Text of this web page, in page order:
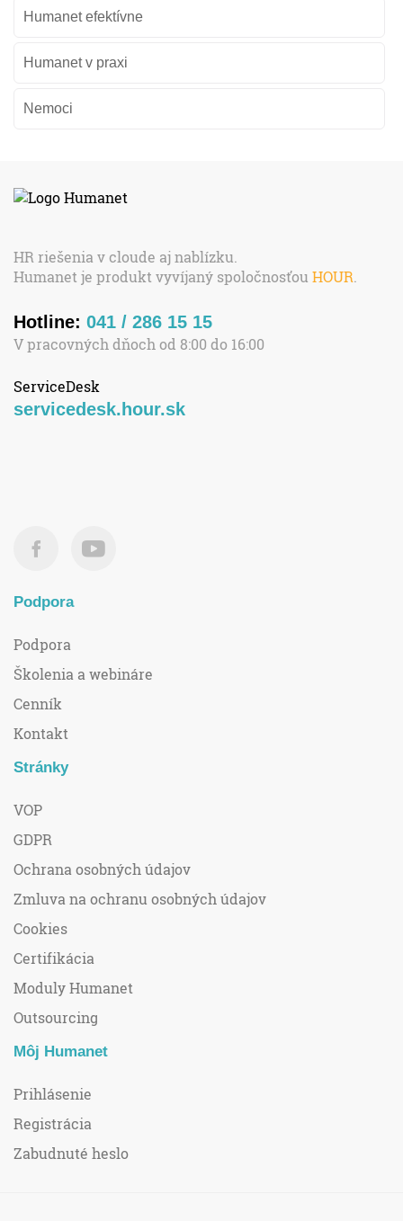
Humanet efektívne
Humanet v praxi
Nemoci
HR riešenia v cloude aj nablízku.
Humanet je produkt vyvíjaný spoločnosťou HOUR.
Hotline: 041 / 286 15 15
V pracovných dňoch od 8:00 do 16:00
ServiceDesk
servicedesk.hour.sk
Podpora
Podpora
Školenia a webináre
Cenník
Kontakt
Stránky
VOP
GDPR
Ochrana osobných údajov
Zmluva na ochranu osobných údajov
Cookies
Certifikácia
Moduly Humanet
Outsourcing
Môj Humanet
Prihlásenie
Registrácia
Zabudnuté heslo